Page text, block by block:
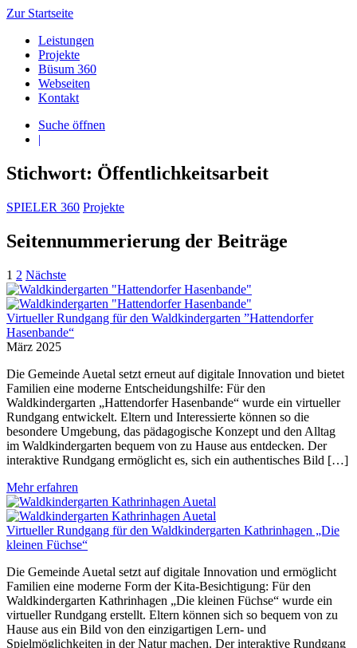
Zur Startseite
Leistungen
Projekte
Büsum 360
Webseiten
Kontakt
Suche öffnen
|
Stichwort: Öffentlichkeitsarbeit
SPIELER 360 Projekte
Seitennummerierung der Beiträge
1 2 Nächste
Virtueller Rundgang für den Waldkindergarten ”Hattendorfer
Hasenbande“
März 2025
Die Gemeinde Auetal setzt erneut auf digitale Innovation und bietet
Familien eine moderne Entscheidungshilfe: Für den
Waldkindergarten „Hattendorfer Hasenbande“ wurde ein virtueller
Rundgang entwickelt. Eltern und Interessierte können so die
besondere Umgebung, das pädagogische Konzept und den Alltag
im Waldkindergarten bequem von zu Hause aus entdecken. Der
interaktive Rundgang ermöglicht es, sich ein authentisches Bild […]
Mehr erfahren
Virtueller Rundgang für den Waldkindergarten Kathrinhagen „Die
kleinen Füchse“
Die Gemeinde Auetal setzt auf digitale Innovation und ermöglicht
Familien eine moderne Form der Kita-Besichtigung: Für den
Waldkindergarten Kathrinhagen „Die kleinen Füchse“ wurde ein
virtueller Rundgang erstellt. Eltern können sich so bequem von zu
Hause aus ein Bild von den einzigartigen Lern- und
Spielmöglichkeiten in der Natur machen. Der interaktive Rundgang